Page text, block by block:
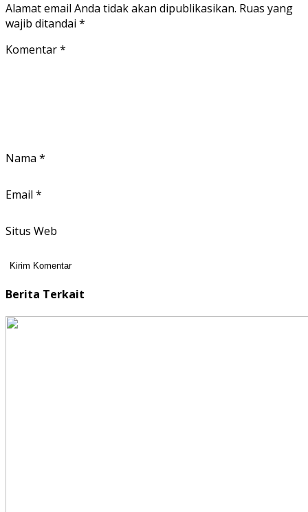
Alamat email Anda tidak akan dipublikasikan. Ruas yang
wajib ditandai *
Komentar*
Nama *
Email *
Situs Web
Berita Terkait